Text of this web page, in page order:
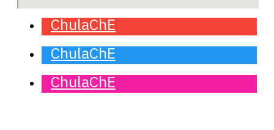
ChulaChE
ChulaChE
ChulaChE